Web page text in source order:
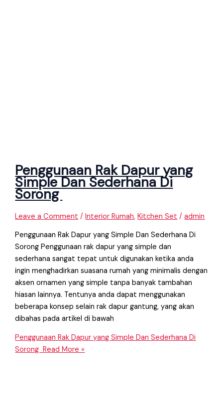
Penggunaan Rak Dapur yang
Simple Dan Sederhana Di
Sorong
Leave a Comment /Interior Rumah,Kitchen Set /admin
Penggunaan Rak Dapur yang Simple Dan Sederhana Di
Sorong Penggunaan rak dapur yang simple dan
sederhana sangat tepat untuk digunakan ketika anda
ingin menghadirkan suasana rumah yang minimalis dengan
aksen ornamen yang simple tanpa banyak tambahan
hiasan lainnya. Tentunya anda dapat menggunakan
beberapa konsep selain rak dapur gantung, yang akan
dibahas pada artikel di bawah
Penggunaan Rak Dapur yang Simple Dan Sederhana Di
Sorong Read More »